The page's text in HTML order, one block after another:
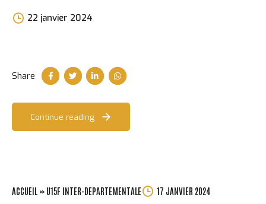
22 janvier 2024
Morgane
Perchet
Share
Continue reading
ACCUEIL » U15F INTER-DEPARTEMENTALE 17 JANVIER 2024